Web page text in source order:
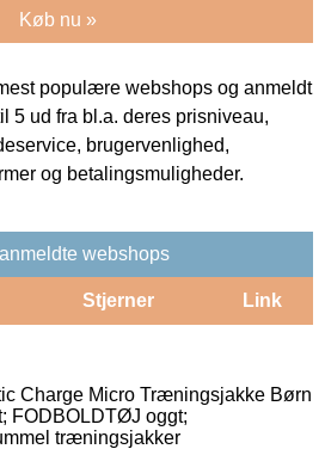
Køb nu »
populære webshops og anmeldt
5 ud fra bl.a. deres prisniveau,
brugervenlighed,
og betalingsmuligheder.
webshops
Stjerner Link
Charge Micro Træningsjakke Børn
FODBOLDTØJ oggt;
træningsjakker